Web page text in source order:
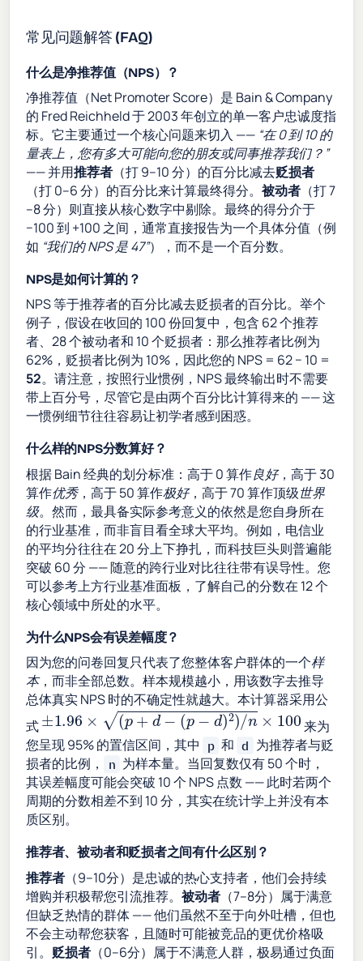
常见问题解答 (FAQ)
什么是净推荐值（NPS）？
净推荐值（Net Promoter Score）是 Bain & Company
的 Fred Reichheld 于 2003 年创立的单一客户忠诚度指
标。它主要通过一个核心问题来切入 —— “在 0 到 10 的
量表上，您有多大可能向您的朋友或同事推荐我们？”
—— 并用推荐者 （打 9–10 分）的百分比减去贬损者
（打 0–6 分）的百分比来计算最终得分。被动者 （打 7
–8 分）则直接从核心数字中剔除。最终的得分介于
−100 到 +100 之间，通常直接报告为一个具体分值（例
如 “我们的 NPS 是 47”），而不是一个百分数。
NPS是如何计算的？
NPS 等于推荐者的百分比减去贬损者的百分比。举个
例子，假设在收回的 100 份回复中，包含 62 个推荐
者、28 个被动者和 10 个贬损者：那么推荐者比例为
62%，贬损者比例为 10%，因此您的 NPS = 62 − 10 =
52。请注意，按照行业惯例，NPS 最终输出时不需要
带上百分号，尽管它是由两个百分比计算得来的 —— 这
一惯例细节往往容易让初学者感到困惑。
什么样的NPS分数算好？
根据 Bain 经典的划分标准：高于 0 算作良好，高于 30
算作优秀，高于 50 算作极好，高于 70 算作顶级世界
级。然而，最具备实际参考意义的依然是您自身所在
的行业基准，而非盲目看全球大平均。例如，电信业
的平均分往往在 20 分上下挣扎，而科技巨头则普遍能
突破 60 分 —— 随意的跨行业对比往往带有误导性。您
可以参考上方行业基准面板，了解自己的分数在 12 个
核心领域中所处的水平。
为什么NPS会有误差幅度？
因为您的问卷回复只代表了您整体客户群体的一个样
本，而非全部总数。样本规模越小，用该数字去推导
总体真实 NPS 时的不确定性就越大。本计算器采用公
式
±1.96×( p+d−(p−d)2)/n×100
来为
您呈现 95% 的置信区间，其中
p 和 d 为推荐者与贬
损者的比例，
n 为样本量。当回复数仅有 50 个时，
其误差幅度可能会突破 10 个 NPS 点数 —— 此时若两个
周期的分数相差不到 10 分，其实在统计学上并没有本
质区别。
推荐者、被动者和贬损者之间有什么区别？
推荐者 （9–10分）是忠诚的热心支持者，他们会持续
增购并积极帮您引流推荐。被动者 （7–8分）属于满意
但缺乏热情的群体 —— 他们虽然不至于向外吐槽，但也
不会主动帮您获客，且随时可能被竞品的更优价格吸
引。 贬损者 （0–6分）属于不满意人群，极易通过负面